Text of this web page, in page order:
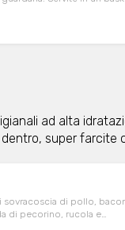
ad alta
super farcite
sovracoscia di pollo,
di pecorino, rucola e